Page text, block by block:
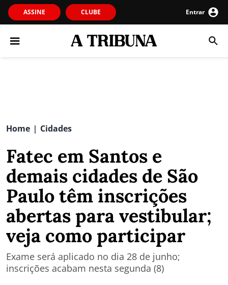
ASSINE CLUBE Entrar
Home | Cidades
Fatec em Santos e
demais cidades de São
Paulo têm inscrições
abertas para vestibular;
veja como participar
Exame será aplicado no dia 28 de junho;
inscrições acabam nesta segunda (8)